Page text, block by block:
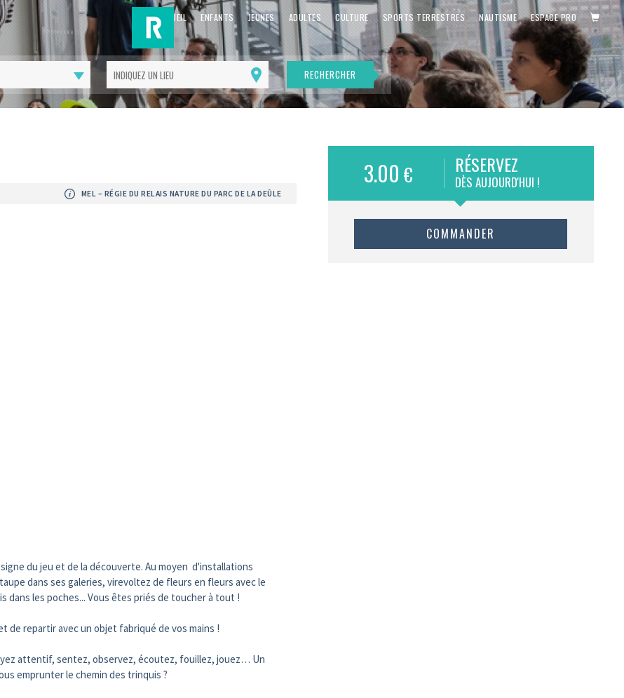
ACCUEIL ENFANTS JEUNES ADULTES CULTURE SPORTS TERRESTRES NAUTISME ESPACE PRO
Me
géolocaliser
RECHERCHER
MEL – RÉGIE DU RELAIS NATURE DU PARC DE LA DEÛLE
du jeu et de la découverte. Au moyen d'installations
dans ses galeries, virevoltez de fleurs en fleurs avec le
dans les poches... Vous êtes priés de toucher à tout !
de repartir avec un objet fabriqué de vos mains !
attentif, sentez, observez, écoutez, fouillez, jouez… Un
emprunter le chemin des trinquis ?
3.00 € RÉSERVEZ
DÈS AUJOURD'HUI !
COMMANDER